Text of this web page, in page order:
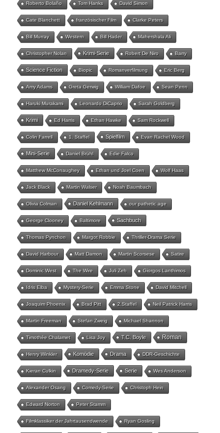
Roberto Bolaño Tom Hanks David Simon
Cate Blanchett französischer Film Clarke Peters
Bill Murray Western Bill Hader Mahershala Ali
Christopher Nolan Krimi-Serie Robert De Niro Barry
Science Fiction Biopic Romanverfilmung Eric Berg
Amy Adams Greta Gerwig William Dafoe Sean Penn
Haruki Murakami Leonardo DiCaprio Sarah Goldberg
Krimi Ed Harris Ethan Hawke Sam Rockwell
Colin Farrell 1. Staffel Spielfilm Evan Rachel Wood
Mini-Serie Daniel Brühl Edie Falco
Matthew McConaughey Ethan und Joel Coen Wolf Haas
Jack Black Martin Walser Noah Baumbach
Olivia Colman Daniel Kehlmann our pathetic age
George Clooney Baltimore Sachbuch
Thomas Pynchon Margot Robbie Thriller-Drama Serie
David Harbour Matt Damon Martin Scorsese Satire
Dominic West The Wire Juli Zeh Giorgos Lanthimos
Idris Elba Mystery-Serie Emma Stone David Mitchell
Joaquim Phoenix Brad Pitt 2.Staffel Neil Patrick Harris
Martin Freeman Stefan Zweig Michael Shannon
Timothée Chalamet Lisa Joy T.C. Boyle Roman
Henry Winkler Komödie Drama DDR-Geschichte
Kieran Culkin Dramedy-Serie Serie Wes Anderson
Alexander Osang Comedy-Serie Christoph Hein
Edward Norton Peter Stamm
Filmklassiker der Jahrtausendwende Ryan Gosling